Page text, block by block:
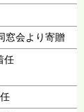
窓会より寄贈
任